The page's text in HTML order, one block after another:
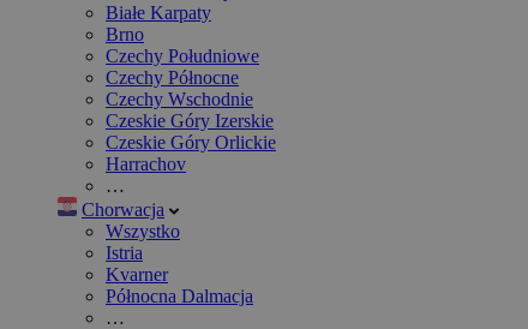
Białe Karpaty
Brno
Czechy Południowe
Czechy Północne
Czechy Wschodnie
Czeskie Góry Izerskie
Czeskie Góry Orlickie
Harrachov
…
Chorwacja
Wszystko
Istria
Kvarner
Północna Dalmacja
…